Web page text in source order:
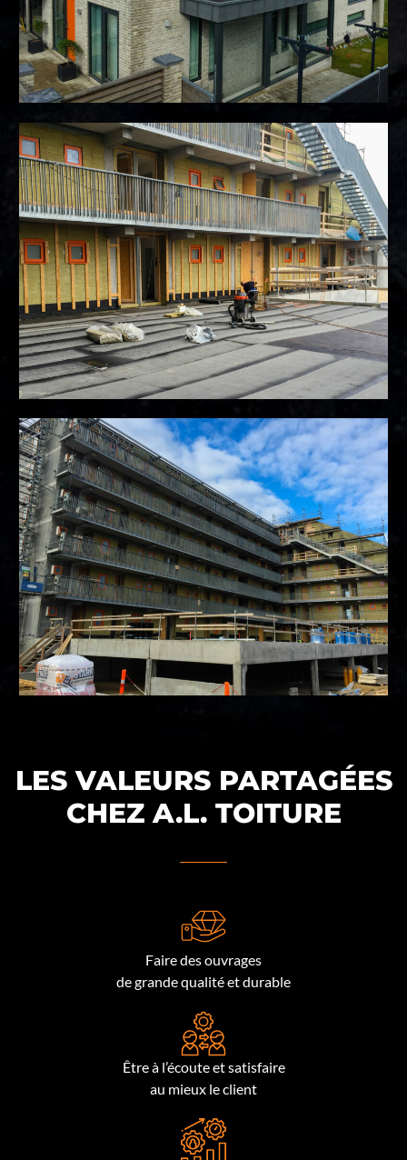
LES VALEURS PARTAGÉES
CHEZ A.L. TOITURE
Faire des ouvrages
de grande qualité et durable
Être à l’écoute et satisfaire
au mieux le client